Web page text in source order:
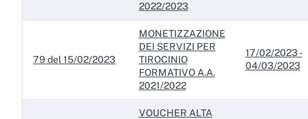
Sovvenzioni, contributi, sussidi, vantaggi economici
Beni immobili e gestione patrimonio
Controlli e rilievi sull'amministrazione
2022/2023
79 del 15/02/2023
MONETIZZAZIONE
DEI SERVIZI PER
TIROCINIO
FORMATIVO A.A.
2021/2022
17/02/2023 -
04/03/2023
VOUCHER ALTA